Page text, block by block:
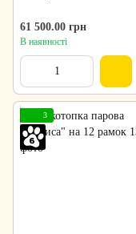
61 500.00 грн
В наявності
3